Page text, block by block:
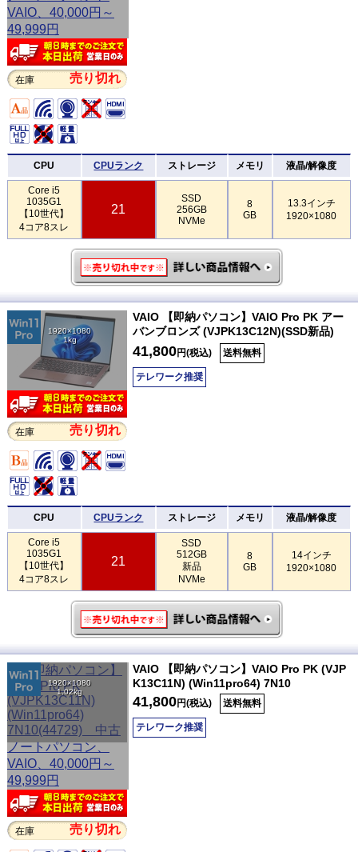
在庫 売り切れ
CPU CPUランク ストレージ メモリ 液晶/解像度
Core i5
1035G1
【10世代】
4コア8スレ
21
SSD
256GB
NVMe
8
GB
13.3インチ
1920×1080
1920×1080
1kg
在庫 売り切れ
VAIO 【即納パソコン】VAIO Pro PK アー
バンブロンズ (VJPK13C12N)(SSD新品)
41,800円(税込) 送料無料
テレワーク推奨
CPU CPUランク ストレージ メモリ 液晶/解像度
Core i5
1035G1
【10世代】
4コア8スレ
21
SSD
512GB
新品
NVMe
8
GB
14インチ
1920×1080
1920×1080
1.02kg
在庫 売り切れ
VAIO 【即納パソコン】VAIO Pro PK (VJP
K13C11N) (Win11pro64) 7N10
41,800円(税込) 送料無料
テレワーク推奨